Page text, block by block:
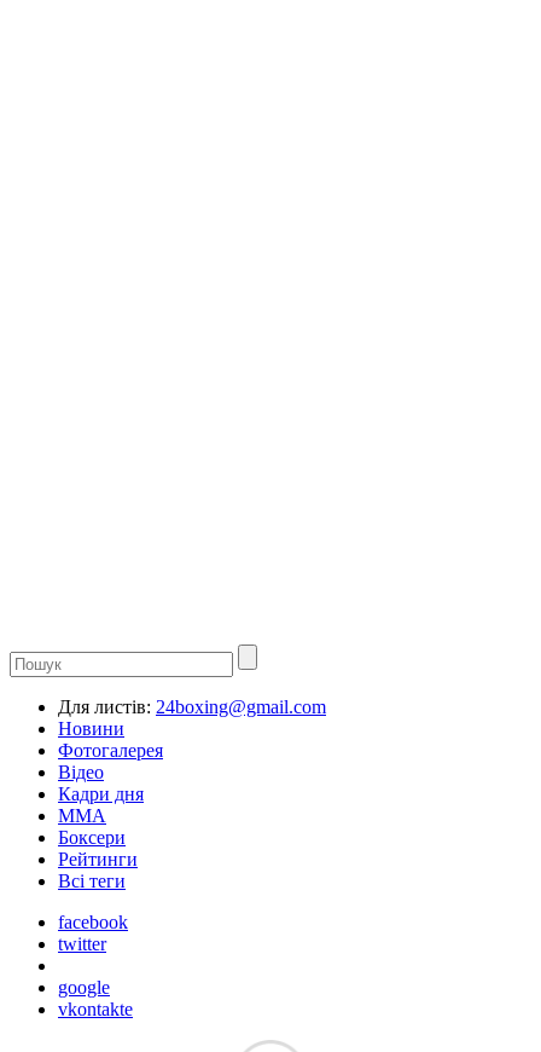
Для листів: 24boxing@gmail.com
Новини
Фотогалерея
Відео
Кадри дня
ММА
Боксери
Рейтинги
Всі теги
facebook
twitter
google
vkontakte